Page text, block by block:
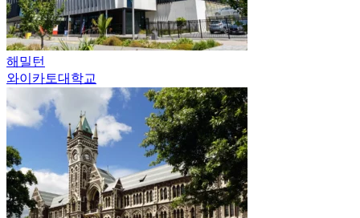
해밀턴
와이카토대학교